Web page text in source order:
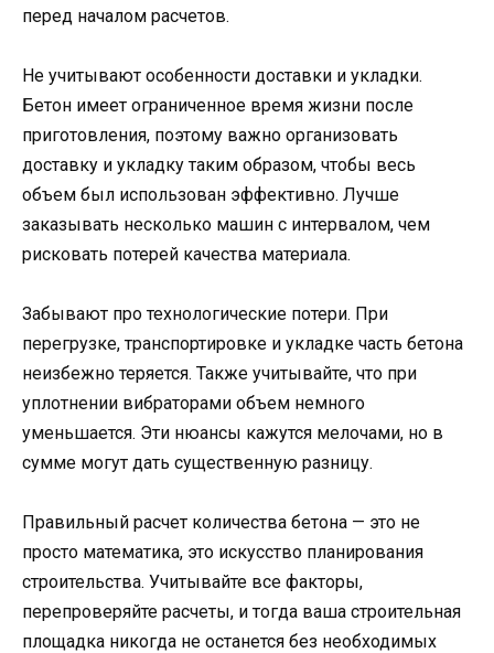
перед началом расчетов.
Не учитывают особенности доставки и укладки.
Бетон имеет ограниченное время жизни после
приготовления, поэтому важно организовать
доставку и укладку таким образом, чтобы весь
объем был использован эффективно. Лучше
заказывать несколько машин с интервалом, чем
рисковать потерей качества материала.
Забывают про технологические потери. При
перегрузке, транспортировке и укладке часть бетона
неизбежно теряется. Также учитывайте, что при
уплотнении вибраторами объем немного
уменьшается. Эти нюансы кажутся мелочами, но в
сумме могут дать существенную разницу.
Правильный расчет количества бетона — это не
просто математика, это искусство планирования
строительства. Учитывайте все факторы,
перепроверяйте расчеты, и тогда ваша строительная
площадка никогда не останется без необходимых